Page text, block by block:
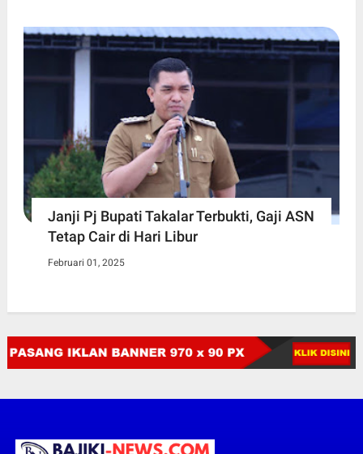
Janji Pj Bupati Takalar Terbukti, Gaji ASN
Tetap Cair di Hari Libur
Februari 01, 2025